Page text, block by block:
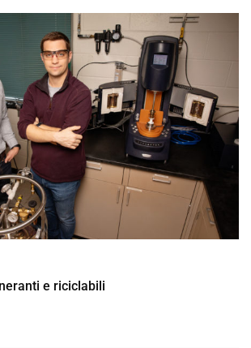
e riciclabili